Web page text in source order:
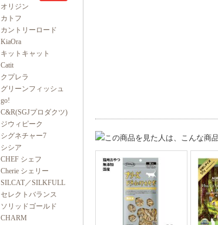
オリジン
カトフ
カントリーロード
KiaOra
キットキャット
Catit
クプレラ
グリーンフィッシュ
go!
C&R(SGJプロダクツ)
ジウィピーク
シグネチャー7
シシア
CHEF シェフ
Cherie シェリー
SILCAT／SILKFULL
セレクトバランス
ソリッドゴールド
CHARM